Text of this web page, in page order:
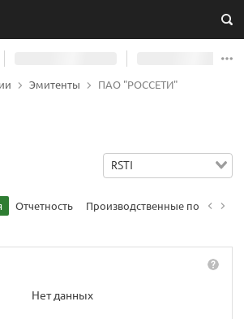
Эмитенты ПАО "РОССЕТИ"
RSTI
Отчетность Производственные показатели
Нет данных